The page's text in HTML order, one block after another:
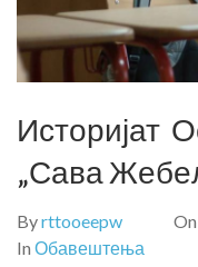
Историјат
„Сава
Byrttooeepw On
In Обавештења